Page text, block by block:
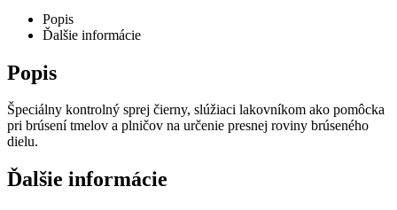
Popis
Ďalšie informácie
Popis
Špeciálny kontrolný sprej čierny, slúžiaci lakovníkom ako pomôcka
pri brúsení tmelov a plničov na určenie presnej roviny brúseného
dielu.
Ďalšie informácie